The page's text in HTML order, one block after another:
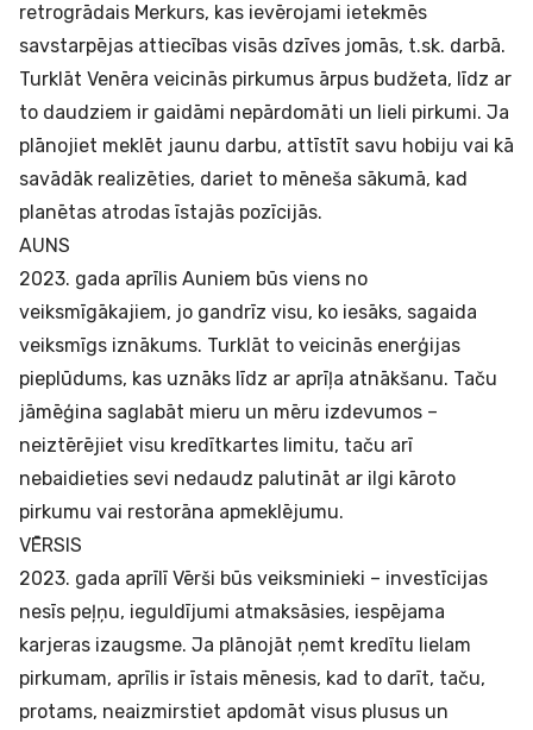
retrogrādais Merkurs, kas ievērojami ietekmēs
savstarpējas attiecības visās dzīves jomās, t.sk. darbā.
Turklāt Venēra veicinās pirkumus ārpus budžeta, līdz ar
to daudziem ir gaidāmi nepārdomāti un lieli pirkumi. Ja
plānojiet meklēt jaunu darbu, attīstīt savu hobiju vai kā
savādāk realizēties, dariet to mēneša sākumā, kad
planētas atrodas īstajās pozīcijās.
AUNS
2023. gada aprīlis Auniem būs viens no
veiksmīgākajiem, jo gandrīz visu, ko iesāks, sagaida
veiksmīgs iznākums. Turklāt to veicinās enerģijas
pieplūdums, kas uznāks līdz ar aprīļa atnākšanu. Taču
jāmēģina saglabāt mieru un mēru izdevumos –
neiztērējiet visu kredītkartes limitu, taču arī
nebaidieties sevi nedaudz palutināt ar ilgi kāroto
pirkumu vai restorāna apmeklējumu.
VĒRSIS
2023. gada aprīlī Vērši būs veiksminieki – investīcijas
nesīs peļņu, ieguldījumi atmaksāsies, iespējama
karjeras izaugsme. Ja plānojāt ņemt kredītu lielam
pirkumam, aprīlis ir īstais mēnesis, kad to darīt, taču,
protams, neaizmirstiet apdomāt visus plusus un